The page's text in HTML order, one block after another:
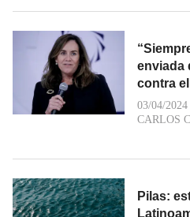
enviada
contra
03/04/
CARLOS
Pilas: